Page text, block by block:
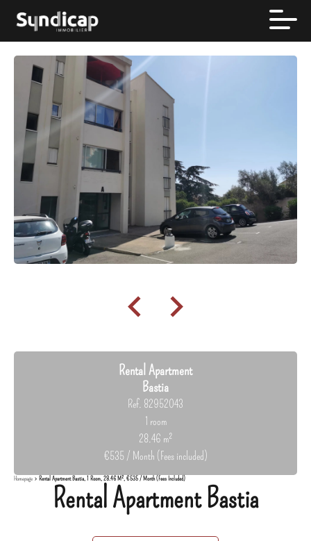
Rental Apartment
Bastia
Ref. 82952043
1 room
28.46 m²
€535 / Month (Fees included)
Homepage Rental Apartment Bastia, 1 Room, 28.46 M², €535 / Month (Fees Included)
Rental Apartment Bastia